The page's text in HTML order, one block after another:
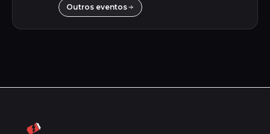
Outros eventos